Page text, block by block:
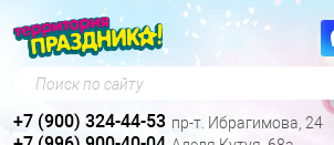
Поиск по сайту
+7 (900) 324-44-53 пр-т. Ибрагимова, 24